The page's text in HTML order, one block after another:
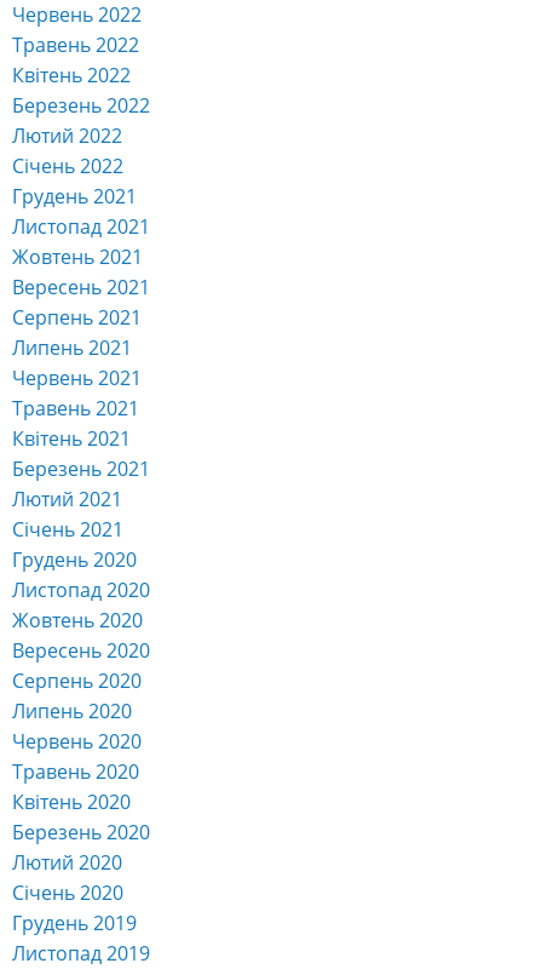
Червень 2022
Травень 2022
Квітень 2022
Березень 2022
Лютий 2022
Січень 2022
Грудень 2021
Листопад 2021
Жовтень 2021
Вересень 2021
Серпень 2021
Липень 2021
Червень 2021
Травень 2021
Квітень 2021
Березень 2021
Лютий 2021
Січень 2021
Грудень 2020
Листопад 2020
Жовтень 2020
Вересень 2020
Серпень 2020
Липень 2020
Червень 2020
Травень 2020
Квітень 2020
Березень 2020
Лютий 2020
Січень 2020
Грудень 2019
Листопад 2019